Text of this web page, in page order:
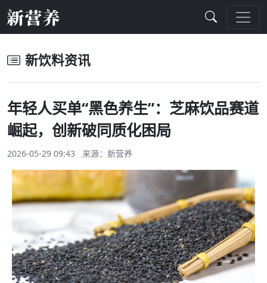
新饮料资讯
年轻人买单“黑色养生”：芝麻饮品赛道
崛起，创新破同质化困局
2026-05-29 09:43 来源： 新营养